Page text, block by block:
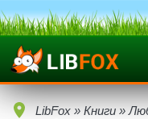
LibFox » Книги »